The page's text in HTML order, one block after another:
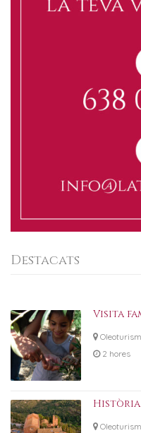
Destacats
Visita
2 hores
Història